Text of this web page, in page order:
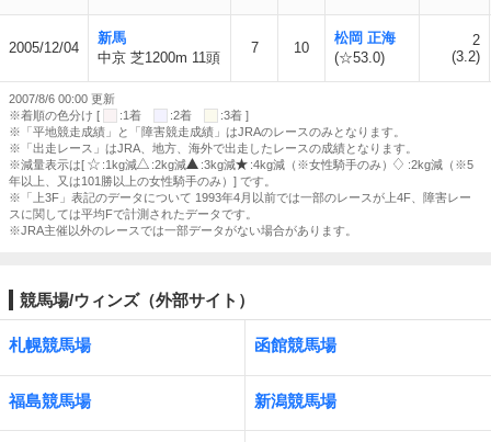
2005/12/04
新馬
中京 芝1200m 11頭
7 10
松岡 正海
(☆53.0)
2
(3.2)
2007/8/6 00:00 更新
※着順の色分け [
:1着 :2着
:3着 ]
※「平地競走成績」と「障害競走成績」はJRAのレースのみとなります。
※「出走レース」はJRA、地方、海外で出走したレースの成績となります。
※減量表示は[
:1kg減 :2kg減 :3kg減 :4kg減（※女性騎手のみ）
:2kg減（※5
年以上、又は101勝以上の女性騎手のみ）] です。
※「上3F」表記のデータについて 1993年4月以前では一部のレースが上4F、障害レー
スに関しては平均Fで計測されたデータです。
※JRA主催以外のレースでは一部データがない場合があります。
競馬場/ウィンズ（外部サイト）
札幌競馬場 函館競馬場
福島競馬場 新潟競馬場